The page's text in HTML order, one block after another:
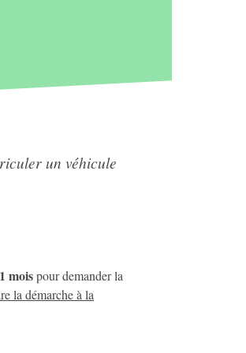
un véhicule
1 moispour demander la
la démarche à la